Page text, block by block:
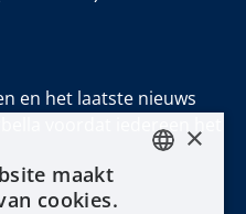
en het laatste nieuws
voordat iedereen het
×
maakt
cookies.